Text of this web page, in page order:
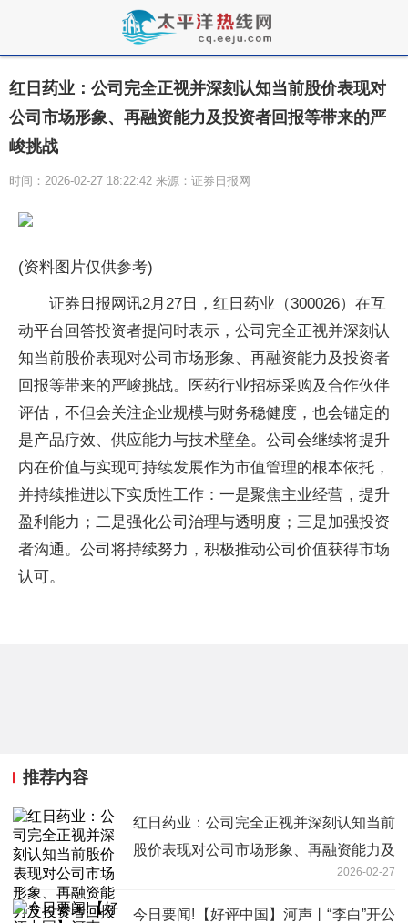
红日药业：公司完全正视并深刻认知当前股价表现对
公司市场形象、再融资能力及投资者回报等带来的严
峻挑战
时间：2026-02-27 18:22:42 来源：证券日报网
(资料图片仅供参考)
证券日报网讯2月27日，红日药业（300026）在互
动平台回答投资者提问时表示，公司完全正视并深刻认
知当前股价表现对公司市场形象、再融资能力及投资者
回报等带来的严峻挑战。医药行业招标采购及合作伙伴
评估，不但会关注企业规模与财务稳健度，也会锚定的
是产品疗效、供应能力与技术壁垒。公司会继续将提升
内在价值与实现可持续发展作为市值管理的根本依托，
并持续推进以下实质性工作：一是聚焦主业经营，提升
盈利能力；二是强化公司治理与透明度；三是加强投资
者沟通。公司将持续努力，积极推动公司价值获得市场
认可。
推荐内容
红日药业：公司完全正视并深刻认知当前
股价表现对公司市场形象、再融资能力及
2026-02-27
今日要闻!【好评中国】河声丨“李白”开公